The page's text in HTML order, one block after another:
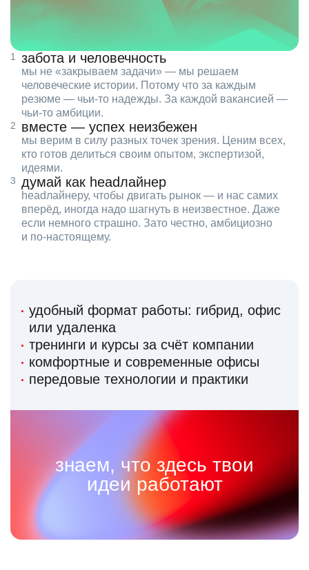
забота и человечность
мы не «закрываем задачи» — мы решаем
человеческие истории. Потому что за каждым
резюме — чьи‑то надежды. За каждой вакансией —
чьи‑то амбиции.
вместе — успех неизбежен
мы верим в силу разных точек зрения. Ценим всех,
кто готов делиться своим опытом, экспертизой,
идеями.
думай как headлайнер
headлайнеру, чтобы двигать рынок — и нас самих
вперёд, иногда надо шагнуть в неизвестное. Даже
если немного страшно. Зато честно, амбициозно
и по‑настоящему.
удобный формат работы: гибрид, офис
или удаленка
тренинги и курсы за счёт компании
комфортные и современные офисы
передовые технологии и практики
знаем, что здесь твои
идеи работают